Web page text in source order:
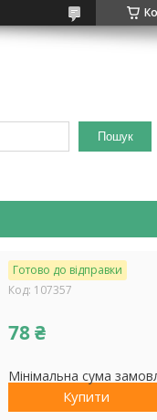
Пошук
Готово до відправки
Код: 107357
78 ₴
Мінімальна сума
Купити